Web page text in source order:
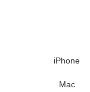
iPhone
Mac